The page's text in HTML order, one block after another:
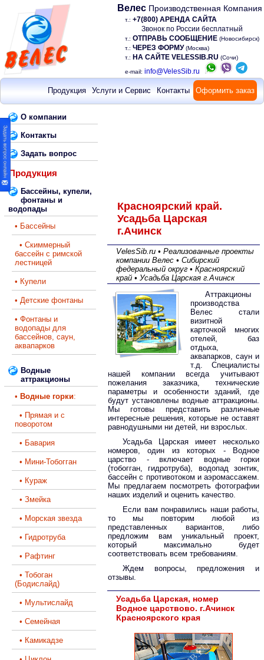
Велес Производственная Компания
т.: +7(800) АРЕНДА САЙТА
Звонок по России бесплатный
т.: ОТПРАВЬ СООБЩЕНИЕ (Новосибирск)
т.: ЧЕРЕЗ ФОРМУ (Москва)
т.: НА САЙТЕ VELESSIB.RU (Сочи)
e-mail: info@VelesSib.ru
Продукция Услуги и Сервис Контакты Оформить заказ
О компании
Контакты
Задать вопрос
Продукция
Бассейны, купели,
фонтаны и
водопады
• Бассейны
• Скиммерный
бассейн с римской
лестницей
• Купели
• Детские фонтаны
• Фонтаны и
водопады для
бассейнов, саун,
аквапарков
Водные
аттракционы
• Водные горки:
• Прямая и с
поворотом
• Бавария
• Мини-Тобогган
• Кураж
• Змейка
• Морская звезда
• Гидротруба
• Рафтинг
• Тобоган
(Бодислайд)
• Мультислайд
• Семейная
• Камикадзе
Красноярский край.
Усадьба Царская
г.Ачинск
VelesSib.ru • Реализованные проекты
компании Велес • Сибирский
федеральный округ • Красноярский
край • Усадьба Царская г.Ачинск
Аттракционы
производства
Велес стали
визитной
карточкой многих
отелей, баз
отдыха,
аквапарков, саун и
т.д. Специалисты
нашей компании всегда учитывают
пожелания заказчика, технические
параметры и особенности зданий, где
будут установлены водные аттракционы.
Мы готовы представить различные
интересные решения, которые не оставят
равнодушными ни детей, ни взрослых.
Усадьба Царская имеет несколько
номеров, один из которых - Водное
царство - включает водные горки
(тобогган, гидротруба), водопад зонтик,
бассейн с противотоком и аэромассажем.
Мы предлагаем посмотреть фотографии
наших изделий и оценить качество.
Если вам понравились наши работы,
то мы повторим любой из
представленных вариантов, либо
предложим вам уникальный проект,
который максимально будет
соответствовать всем требованиям.
Ждем вопросы, предложения и
отзывы.
Усадьба Царская, номер
Водное царствово. г.Ачинск
Красноярского края